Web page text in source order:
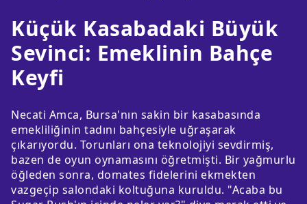
Küçük Kasabadaki Büyük
Sevinci: Emeklinin Bahçe
Keyfi
Necati Amca, Bursa'nın sakin bir kasabasında
emekliliğinin tadını bahçesiyle uğraşarak
çıkarıyordu. Torunları ona teknolojiyi sevdirmiş,
bazen de oyun oynamasını öğretmişti. Bir yağmurlu
öğleden sonra, domates fidelerini ekmekten
vazgeçip salondaki koltuğuna kuruldu. "Acaba bu